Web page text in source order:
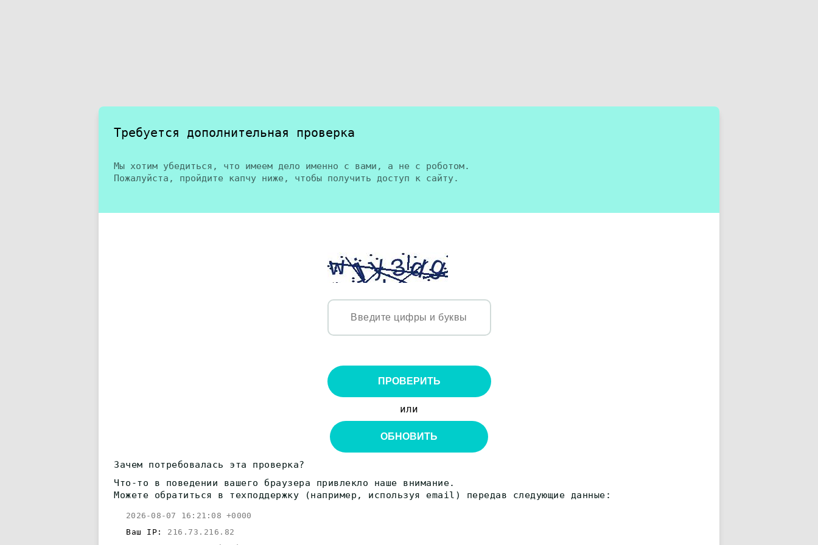
Требуется дополнительная проверка
Мы хотим убедиться, что имеем дело именно с вами, а не с роботом.
Пожалуйста, пройдите капчу ниже, чтобы получить доступ к сайту.
ПРОВЕРИТЬ
или
ОБНОВИТЬ
Зачем потребовалась эта проверка?
Что-то в поведении вашего браузера привлекло наше внимание.
Можете обратиться в техподдержку (например, используя email) передав следующие данные:
2026-08-07 16:21:08 +0000
Ваш IP: 216.73.216.82